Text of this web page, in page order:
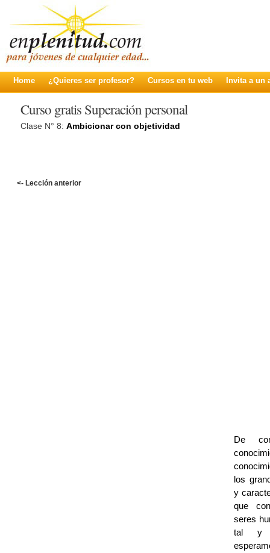
Home ¿Quieres ser profesor? Cursos en tu web Invita a un
Curso gratis Superación personal
Clase N° 8: Ambicionar con objetividad
<- Lección anterior
De
los
y
que
seres
tal y